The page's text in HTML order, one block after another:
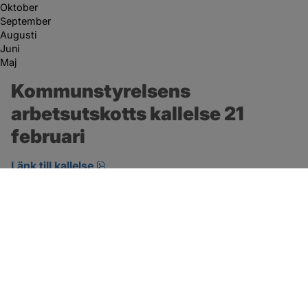
Oktober
September
Augusti
Juni
Maj
Kommunstyrelsens
arbetsutskotts kallelse 21
februari
Länk till kallelse